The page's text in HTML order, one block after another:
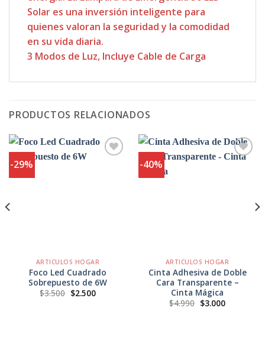
Solar es una inversión inteligente para
quienes valoran la seguridad y la comodidad
en su vida diaria.
3 Modos de Luz, Incluye Cable de Carga
PRODUCTOS RELACIONADOS
-29%
ARTICULOS HOGAR
Foco Led Cuadrado
Sobrepuesto de 6W
$3.500 El
precio
$2.500El
precio
-40%
ARTICULOS HOGAR
Cinta Adhesiva de Doble
Cara Transparente –
Cinta Mágica
$4.990 El
precio
$3.000El
precio